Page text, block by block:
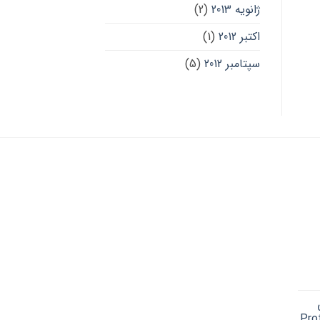
ژانویه 2013
(2)
اکتبر 2012
(1)
سپتامبر 2012
(5)